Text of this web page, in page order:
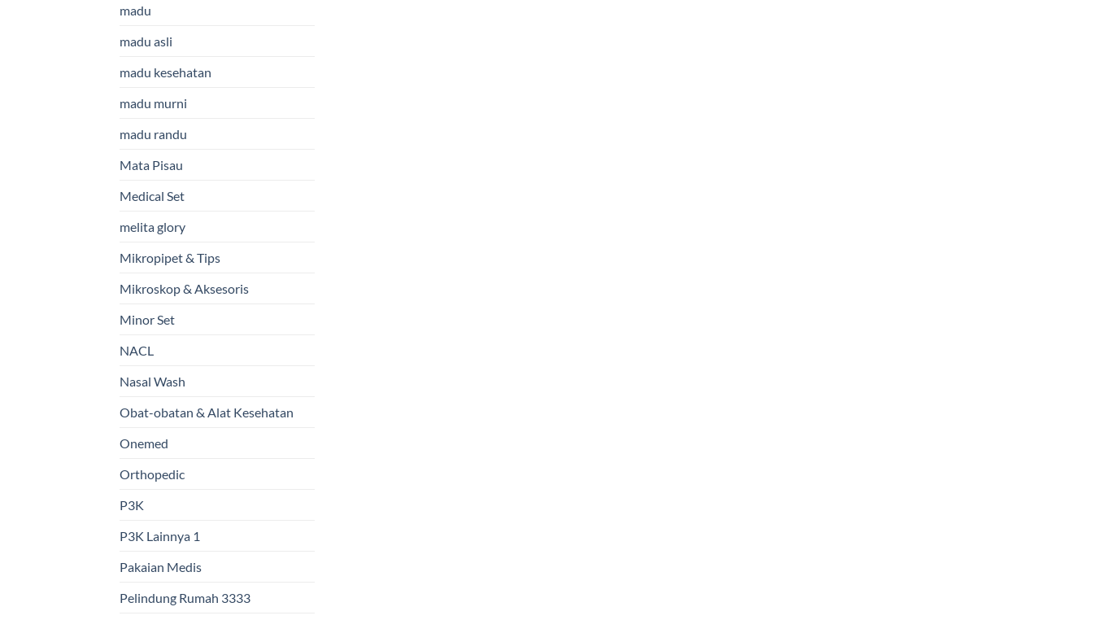
madu
madu asli
madu kesehatan
madu murni
madu randu
Mata Pisau
Medical Set
melita glory
Mikropipet & Tips
Mikroskop & Aksesoris
Minor Set
NACL
Nasal Wash
Obat-obatan & Alat Kesehatan
Onemed
Orthopedic
P3K
P3K Lainnya 1
Pakaian Medis
Pelindung Rumah 3333